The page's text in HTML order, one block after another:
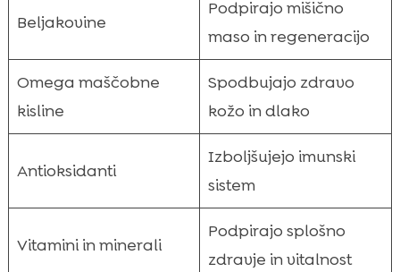
Beljakovine
Podpirajo mišično
maso in regeneracijo
Omega maščobne
kisline
Spodbujajo zdravo
kožo in dlako
Antioksidanti
Izboljšujejo imunski
sistem
Vitamini in minerali
Podpirajo splošno
zdravje in vitalnost